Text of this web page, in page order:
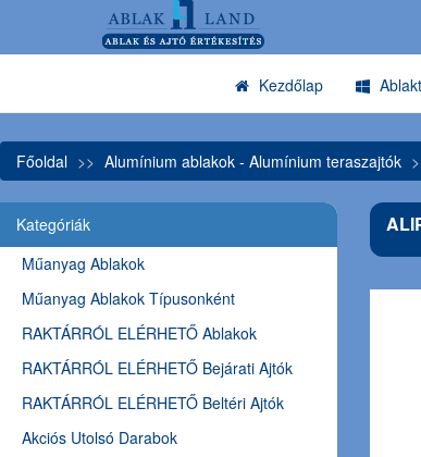
Kezdőlap
Főoldal Alumínium ablakok - Alumínium teraszajtók
Kategóriák
Műanyag Ablakok
Műanyag Ablakok Típusonként
RAKTÁRRÓL ELÉRHETŐ Ablakok
RAKTÁRRÓL ELÉRHETŐ Bejárati Ajtók
RAKTÁRRÓL ELÉRHETŐ Beltéri Ajtók
Akciós Utolsó Darabok